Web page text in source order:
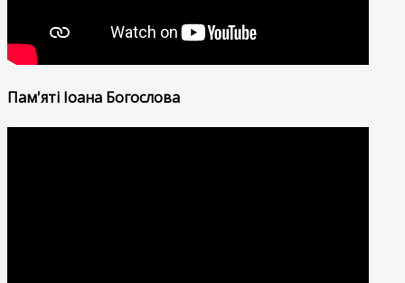
Пам'яті Іоана Богослова